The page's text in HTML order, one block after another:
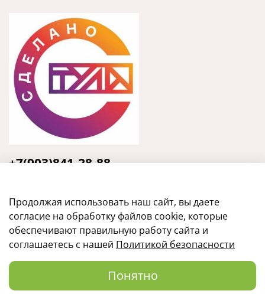
+7(903)841-28-88
Продолжая использовать наш сайт, вы даете
согласие на обработку файлов cookie, которые
обеспечивают правильную работу сайта и
соглашаетесь с нашей Политикой безопасности
Понятно